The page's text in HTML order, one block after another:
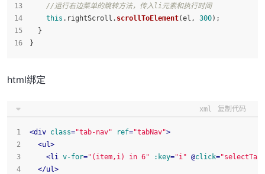
//运行右边菜单的跳转方法，传入li元素和执行时间
this . rightScroll . scrollToElement(el, 300);
  }
}
html绑定
xml 复制代码
<div class="tab-nav" ref="tabNav">
<ul>
<li v-for="(item,i) in 6" :key="i" @click=
</ul>